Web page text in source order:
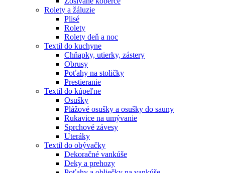
Rolety a žáluzie
Plisé
Rolety
Rolety deň a noc
Textil do kuchyne
Chňapky, utierky, zástery
Obrusy
Poťahy na stoličky
Prestieranie
Textil do kúpeľne
Osušky
Plážové osušky a osušky do sauny
Rukavice na umývanie
Sprchové závesy
Uteráky
Textil do obývačky
Dekoračné vankúše
Deky a prehozy